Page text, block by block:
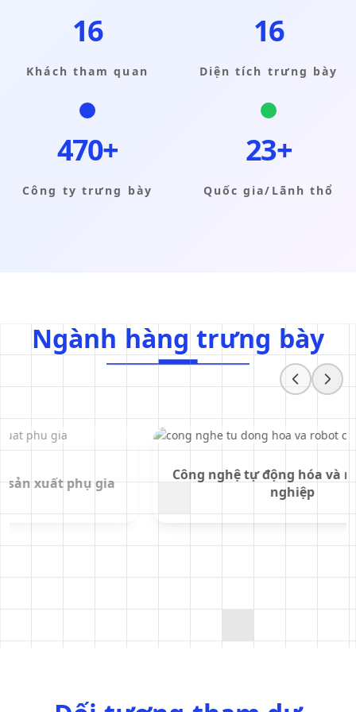
16
Khách tham quan
16
Diện tích trưng bày
470+
Công ty trưng bày
23+
Quốc gia/Lãnh thổ
Ngành hàng trưng bày
Ngành hàng trưng bày
Công nghệ sản xuất thông minh và